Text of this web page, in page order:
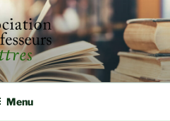
DES
DE LETTRES
défendre autour de la qualité
Menu